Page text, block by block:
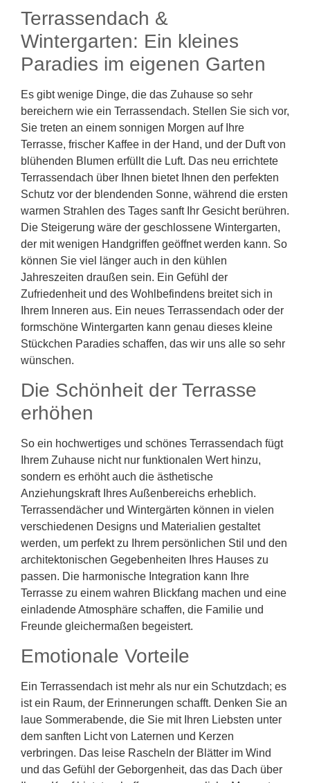
Terrassendach &
Wintergarten: Ein kleines
Paradies im eigenen Garten
Es gibt wenige Dinge, die das Zuhause so sehr
bereichern wie ein Terrassendach. Stellen Sie sich vor,
Sie treten an einem sonnigen Morgen auf Ihre
Terrasse, frischer Kaffee in der Hand, und der Duft von
blühenden Blumen erfüllt die Luft. Das neu errichtete
Terrassendach über Ihnen bietet Ihnen den perfekten
Schutz vor der blendenden Sonne, während die ersten
warmen Strahlen des Tages sanft Ihr Gesicht berühren.
Die Steigerung wäre der geschlossene Wintergarten,
der mit wenigen Handgriffen geöffnet werden kann. So
können Sie viel länger auch in den kühlen
Jahreszeiten draußen sein. Ein Gefühl der
Zufriedenheit und des Wohlbefindens breitet sich in
Ihrem Inneren aus. Ein neues Terrassendach oder der
formschöne Wintergarten kann genau dieses kleine
Stückchen Paradies schaffen, das wir uns alle so sehr
wünschen.
Die Schönheit der Terrasse
erhöhen
So ein hochwertiges und schönes Terrassendach fügt
Ihrem Zuhause nicht nur funktionalen Wert hinzu,
sondern es erhöht auch die ästhetische
Anziehungskraft Ihres Außenbereichs erheblich.
Terrassendächer und Wintergärten können in vielen
verschiedenen Designs und Materialien gestaltet
werden, um perfekt zu Ihrem persönlichen Stil und den
architektonischen Gegebenheiten Ihres Hauses zu
passen. Die harmonische Integration kann Ihre
Terrasse zu einem wahren Blickfang machen und eine
einladende Atmosphäre schaffen, die Familie und
Freunde gleichermaßen begeistert.
Emotionale Vorteile
Ein Terrassendach ist mehr als nur ein Schutzdach; es
ist ein Raum, der Erinnerungen schafft. Denken Sie an
laue Sommerabende, die Sie mit Ihren Liebsten unter
dem sanften Licht von Laternen und Kerzen
verbringen. Das leise Rascheln der Blätter im Wind
und das Gefühl der Geborgenheit, das das Dach über